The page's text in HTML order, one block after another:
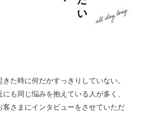
た時に何だかすっきりしていない。
も同じ悩みを抱えている人が多く、
さまにインタビューをさせていただ